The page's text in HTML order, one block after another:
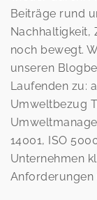
Beiträge rund
Nachhaltigkeit,
noch bewegt.
unseren
Laufenden zu:
Umweltbezug
14001, ISO
Unternehmen
Anforderungen